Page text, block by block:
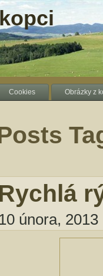
Cookies Obrázky z
10 února,